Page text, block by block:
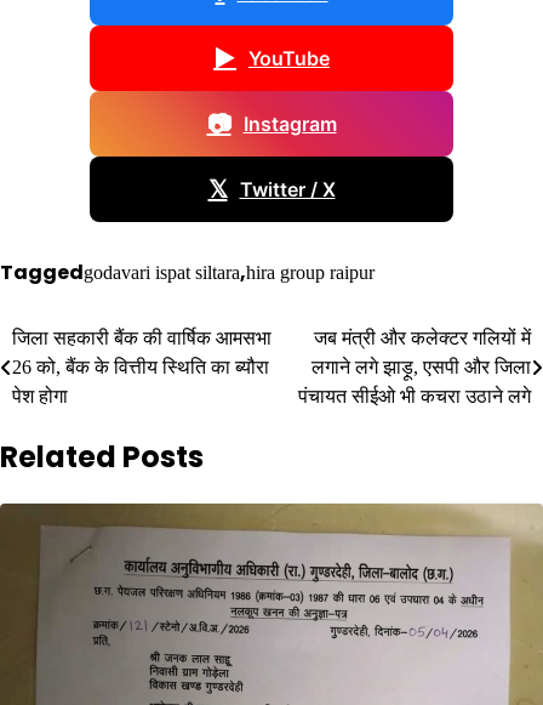
▶ YouTube
📷 Instagram
𝕏 Twitter / X
Taggedgodavari ispat siltara,hira group raipur
Post
navigation
जिला सहकारी बैंक की वार्षिक आमसभा
26 को, बैंक के वित्तीय स्थिति का ब्यौरा
पेश होगा
जब मंत्री और कलेक्टर गलियों में
लगाने लगे झाड़ू, एसपी और जिला
पंचायत सीईओ भी कचरा उठाने लगे
Related Posts